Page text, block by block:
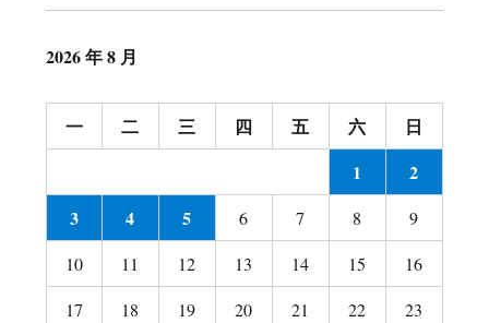
2026 年 8 月
一 二 三 四 五 六
日
1
2
3
4 5 6 7 8
9
10
11 12 13 14 15
16
17
18 19 20 21 22
23